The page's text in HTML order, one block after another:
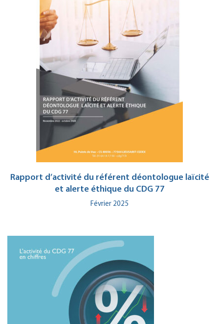
Rapport d’activité du référent déontologue laïcité
et alerte éthique du CDG 77
Février 2025